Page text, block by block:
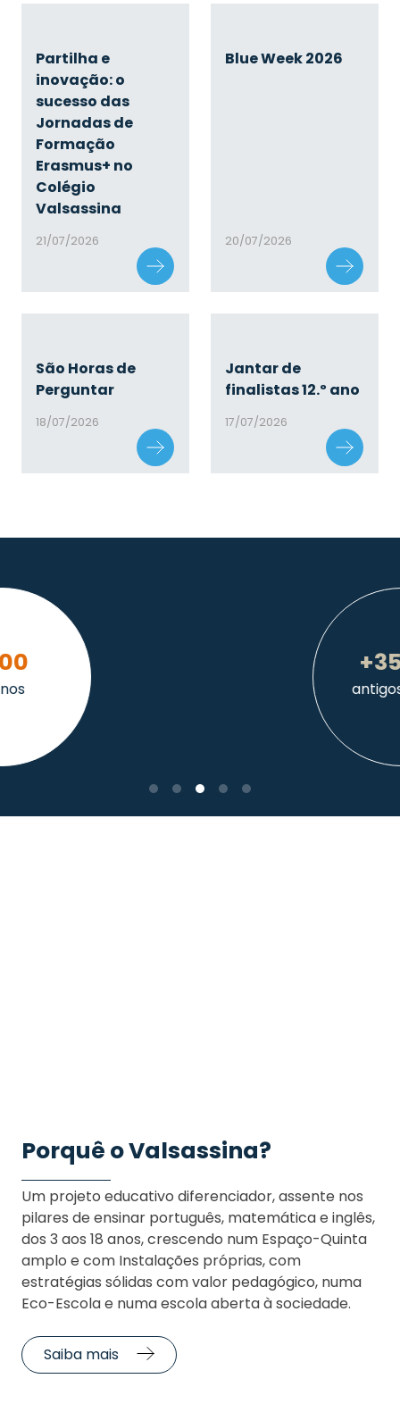
Partilha e
inovação: o
sucesso das
Jornadas de
Formação
Erasmus+ no
Colégio
Valsassina
21/07/2026
Blue Week 2026
20/07/2026
São Horas de
Perguntar
18/07/2026
Jantar de
finalistas 12.º ano
17/07/2026
Porquê o Valsassina?
Um projeto educativo diferenciador, assente nos
pilares de ensinar português, matemática e inglês,
dos 3 aos 18 anos, crescendo num Espaço-Quinta
amplo e com Instalações próprias, com
estratégias sólidas com valor pedagógico, numa
Eco-Escola e numa escola aberta à sociedade.
Saiba mais